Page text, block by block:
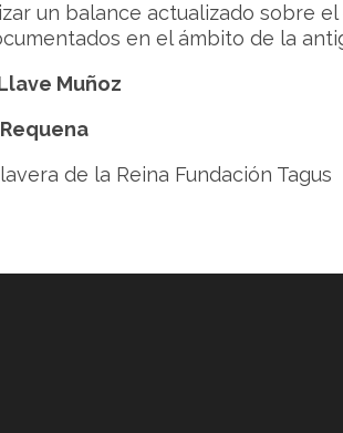
un balance actualizado sobre
en el ámbito de la
Muñoz
de la Reina Fundación Tagus